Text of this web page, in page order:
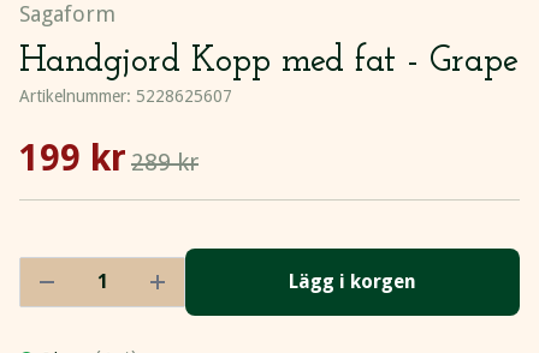
Sagaform
Handgjord Kopp med fat - Grape
Artikelnummer: 5228625607
199 kr 289 kr
Lägg i korgen